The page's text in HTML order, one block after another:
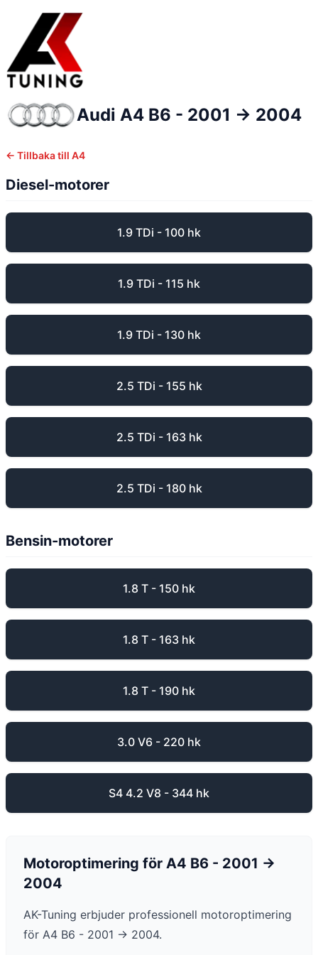
Audi A4 B6 - 2001 -> 2004
← Tillbaka till A4
Diesel-motorer
1.9 TDi - 100 hk
1.9 TDi - 115 hk
1.9 TDi - 130 hk
2.5 TDi - 155 hk
2.5 TDi - 163 hk
2.5 TDi - 180 hk
Bensin-motorer
1.8 T - 150 hk
1.8 T - 163 hk
1.8 T - 190 hk
3.0 V6 - 220 hk
S4 4.2 V8 - 344 hk
Motoroptimering för A4 B6 - 2001 ->
2004
AK-Tuning erbjuder professionell motoroptimering
för A4 B6 - 2001 -> 2004.